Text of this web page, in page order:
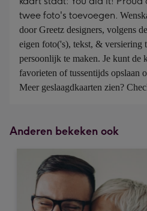
mm
twee foto's toevoegen.
door Greetz designers, volgens
eigen foto('s), tekst, & versiering
persoonlijk te maken. Je kunt de
favorieten of tussentijds opslaan
Meer geslaagdkaarten zien?
Anderen bekeken ook